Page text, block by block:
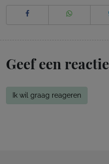
Geef een reactie
Ik wil graag reageren